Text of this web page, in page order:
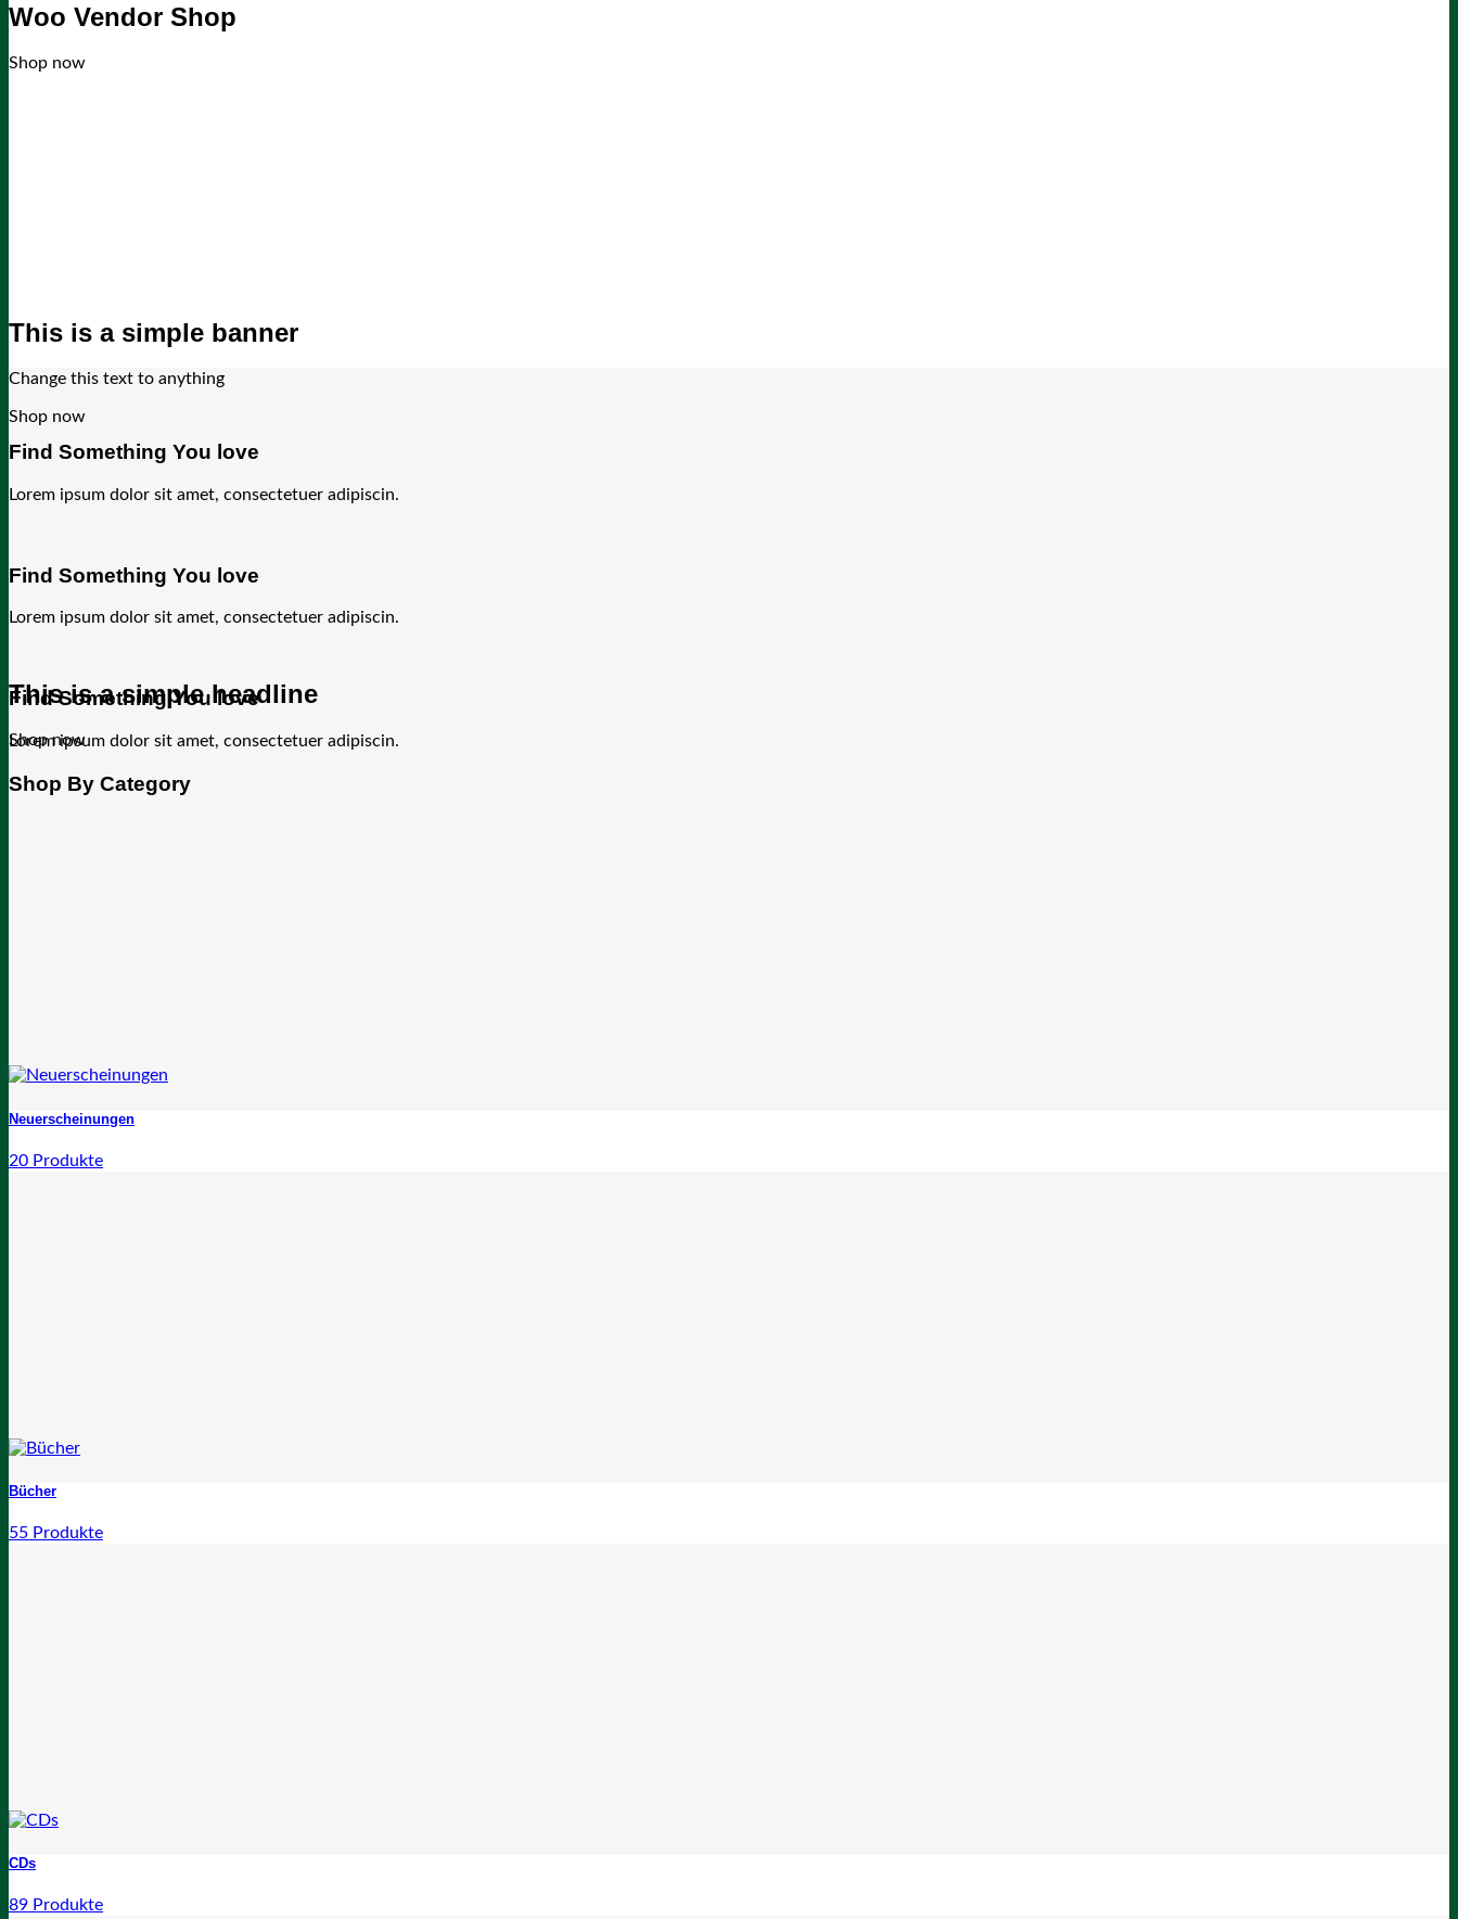
Woo Vendor Shop
Shop now
This is a simple banner
Change this text to anything
Shop now
This is a simple headline
Shop now
Find Something You love
Lorem ipsum dolor sit amet, consectetuer adipiscin.
Find Something You love
Lorem ipsum dolor sit amet, consectetuer adipiscin.
Find Something You love
Lorem ipsum dolor sit amet, consectetuer adipiscin.
Shop By Category
Neuerscheinungen
20 Produkte
Bücher
55 Produkte
CDs
89 Produkte